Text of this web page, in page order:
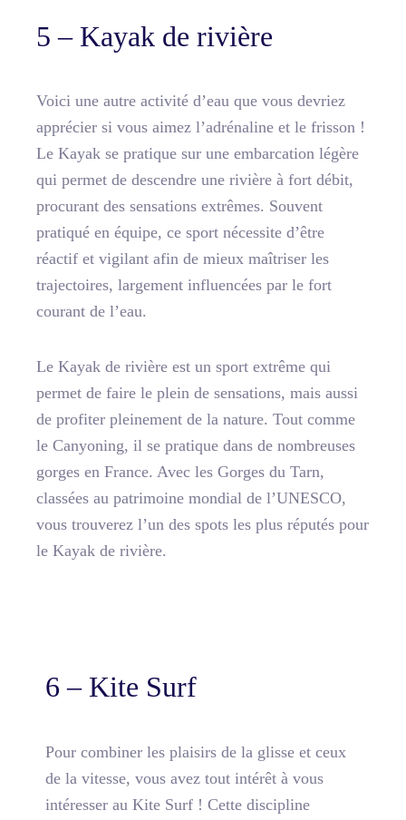
5 – Kayak de rivière
Voici une autre activité d’eau que vous devriez
apprécier si vous aimez l’adrénaline et le frisson !
Le Kayak se pratique sur une embarcation légère
qui permet de descendre une rivière à fort débit,
procurant des sensations extrêmes. Souvent
pratiqué en équipe, ce sport nécessite d’être
réactif et vigilant afin de mieux maîtriser les
trajectoires, largement influencées par le fort
courant de l’eau.
Le Kayak de rivière est un sport extrême qui
permet de faire le plein de sensations, mais aussi
de profiter pleinement de la nature. Tout comme
le Canyoning, il se pratique dans de nombreuses
gorges en France. Avec les Gorges du Tarn,
classées au patrimoine mondial de l’UNESCO,
vous trouverez l’un des spots les plus réputés pour
le Kayak de rivière.
6 – Kite Surf
Pour combiner les plaisirs de la glisse et ceux
de la vitesse, vous avez tout intérêt à vous
intéresser au Kite Surf ! Cette discipline